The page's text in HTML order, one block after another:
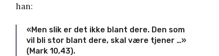
han:
«Men slik er det ikke blant dere. Den som
vil bli stor blant dere, skal være tjener …»
(Mark 10,43).